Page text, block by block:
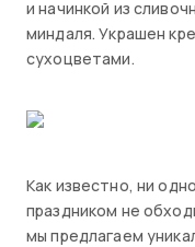
и начинкой из
миндаля. Украшен
сухоцветами.
Как известно, ни
праздником не
мы предлагаем